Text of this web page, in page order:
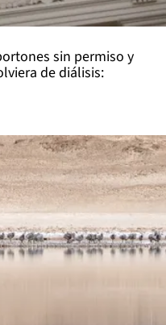
sin permiso y
de diálisis: